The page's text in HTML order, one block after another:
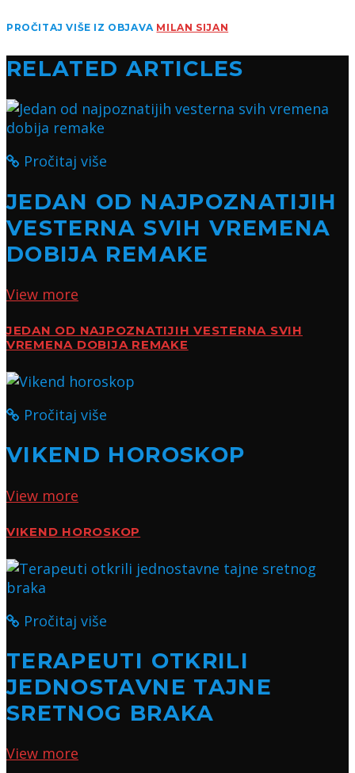
PROČITAJ VIŠE IZ OBJAVA MILAN SIJAN
RELATED ARTICLES
Pročitaj više
JEDAN OD NAJPOZNATIJIH
VESTERNA SVIH VREMENA
DOBIJA REMAKE
View more
JEDAN OD NAJPOZNATIJIH VESTERNA SVIH
VREMENA DOBIJA REMAKE
Pročitaj više
VIKEND HOROSKOP
View more
VIKEND HOROSKOP
Pročitaj više
TERAPEUTI OTKRILI
JEDNOSTAVNE TAJNE
SRETNOG BRAKA
View more